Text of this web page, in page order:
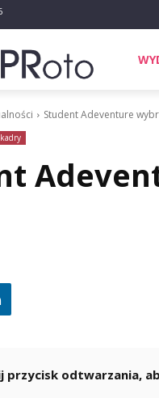
Student Adeventure
przycisk odtwarzania,